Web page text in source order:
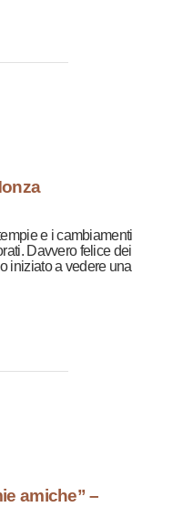
e i cambiamenti
Davvero felice dei
iniziato a vedere una
amiche” –